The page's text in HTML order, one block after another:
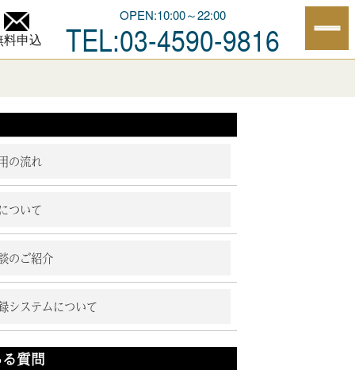
料申込
OPEN:10:00～22:00
TEL:03-4590-9816
の流れ
ついて
のご紹介
システムについて
質問